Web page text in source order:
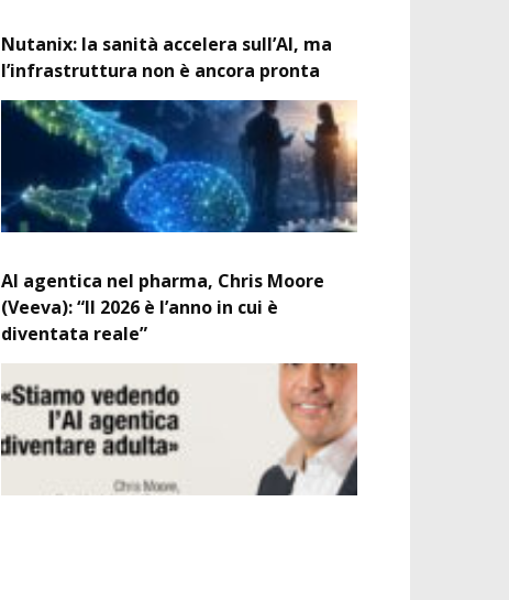
Nutanix: la sanità accelera sull’AI, ma
l’infrastruttura non è ancora pronta
AI agentica nel pharma, Chris Moore
(Veeva): “Il 2026 è l’anno in cui è
diventata reale”